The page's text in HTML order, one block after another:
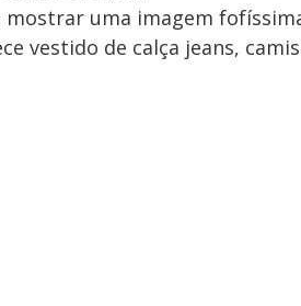
uma imagem
vestido de calça jeans,